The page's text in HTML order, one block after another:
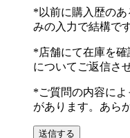
*以前に購入歴の
みの入力で結構です
*店舗にて在庫を
についてご返信さ
*ご質問の内容に
があります。あら